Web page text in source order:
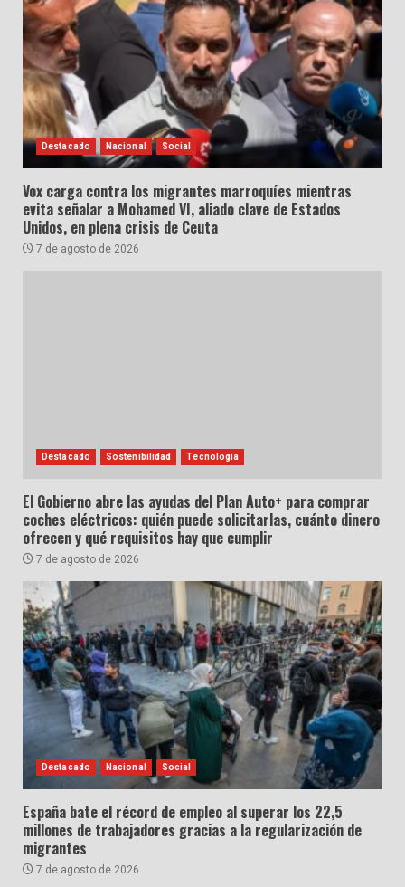
Destacado Nacional Social
Vox carga contra los migrantes marroquíes mientras
evita señalar a Mohamed VI, aliado clave de Estados
Unidos, en plena crisis de Ceuta
7 de agosto de 2026
Destacado Sostenibilidad Tecnología
El Gobierno abre las ayudas del Plan Auto+ para comprar
coches eléctricos: quién puede solicitarlas, cuánto dinero
ofrecen y qué requisitos hay que cumplir
7 de agosto de 2026
Destacado Nacional Social
España bate el récord de empleo al superar los 22,5
millones de trabajadores gracias a la regularización de
migrantes
7 de agosto de 2026